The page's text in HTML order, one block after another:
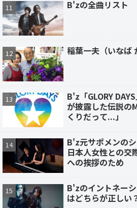
B'zの全曲リスト
稲葉一夫（いなば
B'z「GLORY
が披露した伝説の
くりだって...」
B'z元サポメンのシ
日本人女性との交
への挨拶のため
B'zのイントネーシ
はどちらが正しい